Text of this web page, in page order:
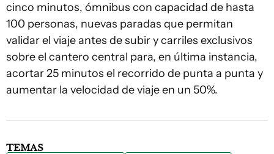
cinco minutos, ómnibus con capacidad de hasta
100 personas, nuevas paradas que permitan
validar el viaje antes de subir y carriles exclusivos
sobre el cantero central para, en última instancia,
acortar 25 minutos el recorrido de punta a punta y
aumentar la velocidad de viaje en un 50%.
TEMAS